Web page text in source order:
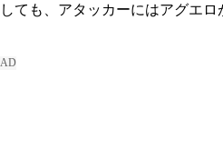
しても、アタッカーにはアグエ